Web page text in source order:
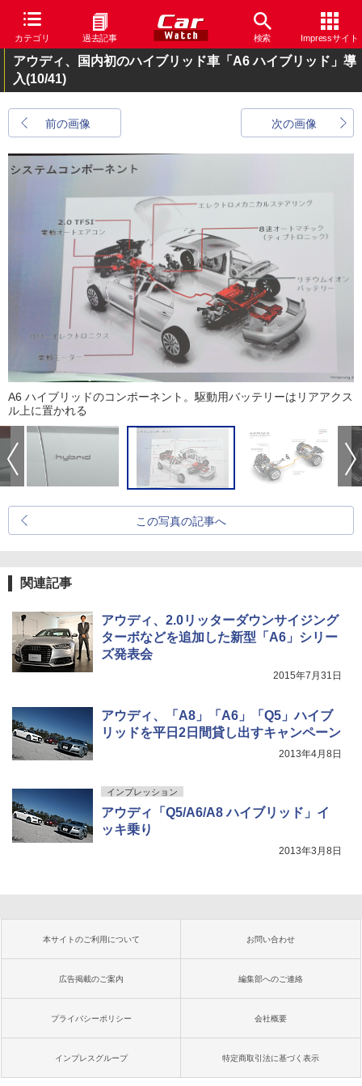
カテゴリ 過去記事 検索 Impressサイト
アウディ、国内初のハイブリッド車「A6 ハイブリッド」導
入(10/41)
前の画像 次の画像
A6 ハイブリッドのコンポーネント。駆動用バッテリーはリアアクス
ル上に置かれる
この写真の記事へ
関連記事
アウディ、2.0リッターダウンサイジング
ターボなどを追加した新型「A6」シリー
ズ発表会
2015年7月31日
アウディ、「A8」「A6」「Q5」ハイブ
リッドを平日2日間貸し出すキャンペーン
2013年4月8日
インプレッション
アウディ「Q5/A6/A8 ハイブリッド」イ
ッキ乗り
2013年3月8日
本サイトのご利用について お問い合わせ
広告掲載のご案内 編集部へのご連絡
プライバシーポリシー 会社概要
インプレスグループ 特定商取引法に基づく表示